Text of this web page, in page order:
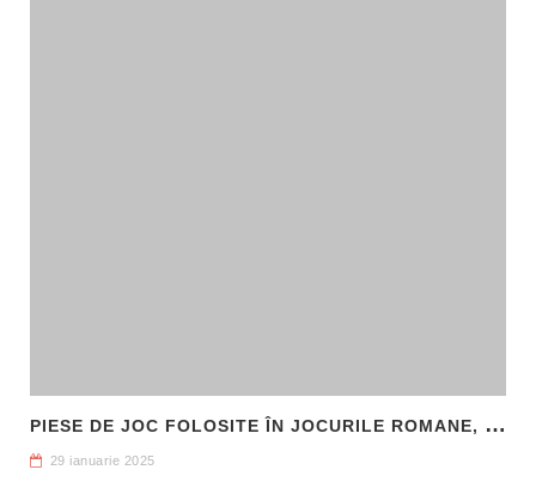
P
IESE DE JOC FOLOSITE ÎN JOCURILE ROMANE, DESCOPERITE LA HADRIANOPOLIS
29 ianuarie 2025